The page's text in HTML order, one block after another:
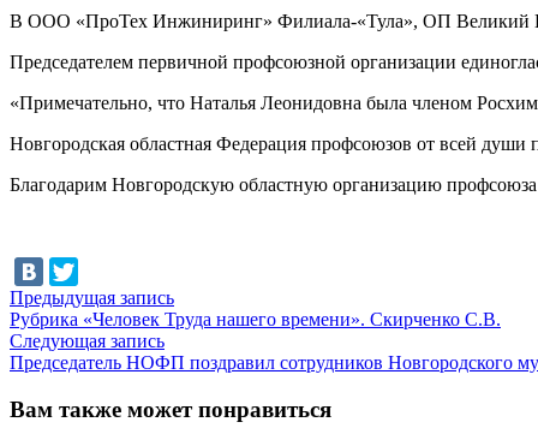
В ООО «ПроТех Инжиниринг» Филиала-«Тула», ОП Великий
Председателем первичной профсоюзной организации
«Примечательно, что Наталья Леонидовна была членом
Новгородская областная Федерация профсоюзов от всей
Благодарим Новгородскую областную организацию
Навигация
по
записям
Предыдущая записьПредыдущая
запись:
Рубрика «Человек Труда нашего времени». Скирченко С.В.
Следующая записьСледующая
запись:
Председатель НОФП поздравил сотрудников Новгородского
Вам также может понравиться